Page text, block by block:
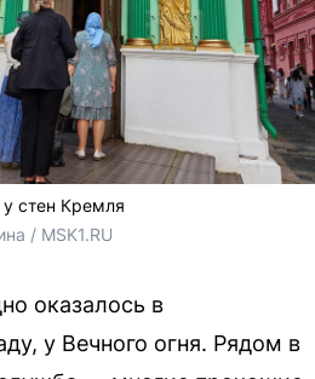
стен Кремля
/ MSK1.RU
оказалось в
у Вечного огня. Рядом в